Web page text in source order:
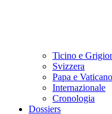
Ticino e
Svizzera
Papa e Vaticano
Internazionale
Cronologia
Dossiers